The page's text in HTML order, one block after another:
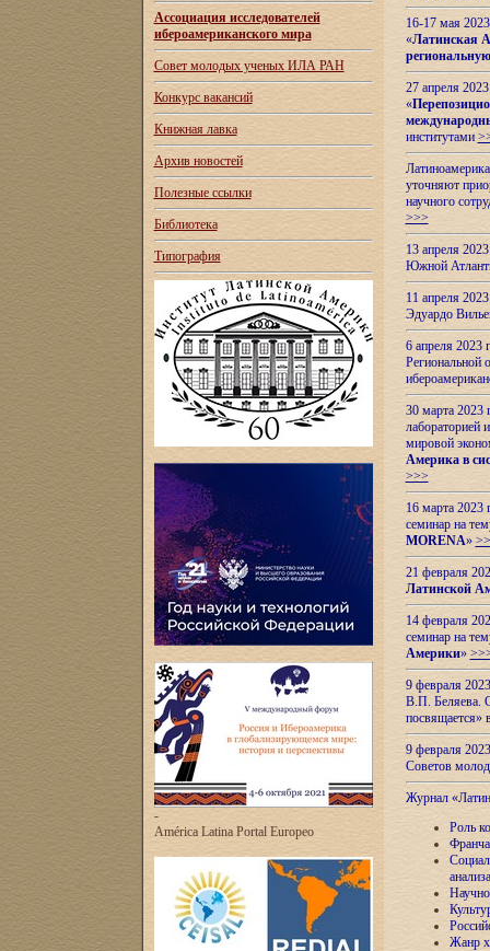
Ассоциация исследователей
ибероамериканского мира
Совет молодых ученых ИЛА РАН
Конкурс вакансий
Книжная лавка
Архив новостей
Полезные ссылки
Библиотека
Типография
-
América Latina Portal Europeo
16-17 мая
«Латинская
27 апреля
«
институтами
уточняют
научного
>>>
13 апреля
Южной
11 апреля
Эдуардо
6 апреля
Региональной
30 марта 2023
лабораторией
мировой
Америка в
>>>
16 марта 2023
семинар на
MORENA»
21 февраля
Латинской
14 февраля
семинар на
Америки»
9 февраля
В.П. Беляева.
посвящается»
9 февраля
Советов
Журнал
Роль
анализа
Жанр